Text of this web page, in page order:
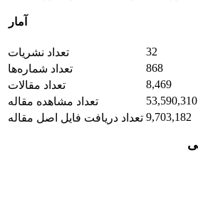
آمار
تعداد نشریات
32
تعداد شماره‌ها
868
تعداد مقالات
8,469
تعداد مشاهده مقاله
53,590,310
تعداد دریافت فایل اصل مقاله 9,703,182